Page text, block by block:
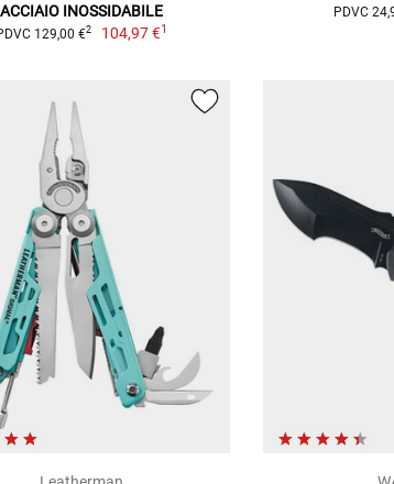
ACCIAIO INOSSIDABILE
129,00 €2 104,97 €1
PDVC